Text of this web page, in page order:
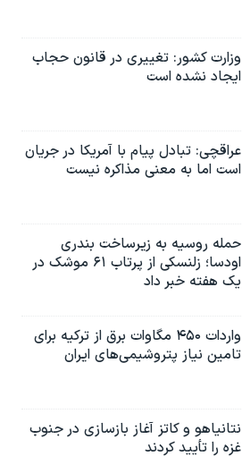
وزارت کشور: تغییری در قانون حجاب
ایجاد نشده است
عراقچی: تبادل پیام با آمریکا در جریان
است اما به معنی مذاکره نیست
حمله روسیه به زیرساخت بندری
اودسا؛ زلنسکی از پرتاب ۶۱ موشک در
یک هفته خبر داد
واردات ۴۵۰ مگاوات برق از ترکیه برای
تامین نیاز پتروشیمی‌های ایران
نتانیاهو و کاتز آغاز بازسازی در جنوب
غزه را تأیید کردند